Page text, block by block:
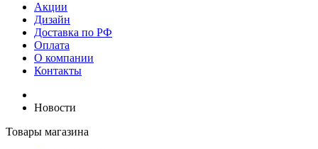
Акции
Дизайн
Доставка по РФ
Оплата
О компании
Контакты
Новости
Товары магазина